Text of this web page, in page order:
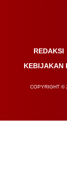
REDAKSI
KEBIJAKAN
COPYRIGHT ©